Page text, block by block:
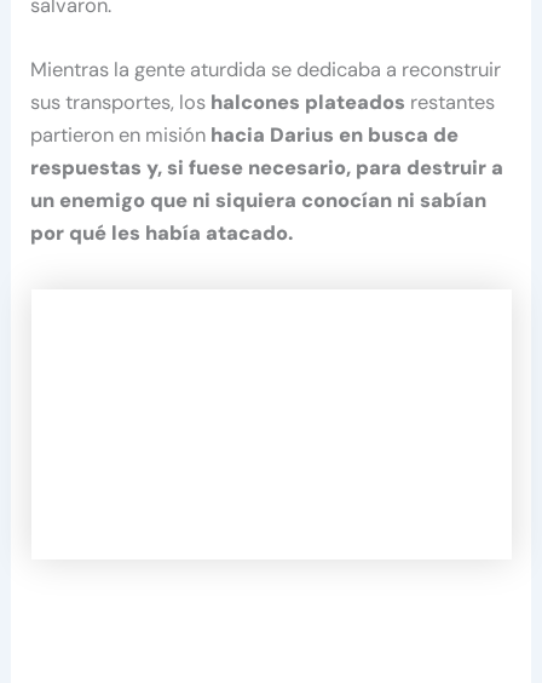
salvaron.
Mientras la gente aturdida se dedicaba a reconstruir
sus transportes, los halcones plateados restantes
partieron en misión hacia Darius en busca de
respuestas y, si fuese necesario, para destruir a
un enemigo que ni siquiera conocían ni sabían
por qué les había atacado.